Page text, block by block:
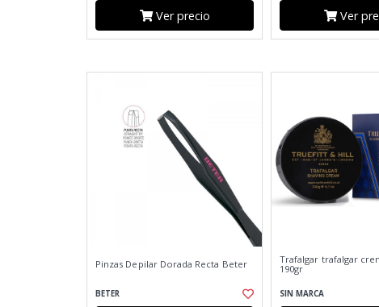
Ver precio Ver
Pinzas Depilar Dorada Recta Beter
BETER
Trafalgar trafalgar
190gr
SIN MARCA